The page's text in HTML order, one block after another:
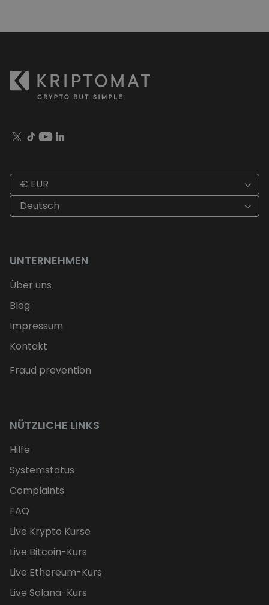
€ EUR
Deutsch
UNTERNEHMEN
Über uns
Blog
Impressum
Kontakt
Fraud prevention
NÜTZLICHE LINKS
Hilfe
Systemstatus
Complaints
FAQ
Live Krypto Kurse
Live Bitcoin-Kurs
Live Ethereum-Kurs
Live Solana-Kurs